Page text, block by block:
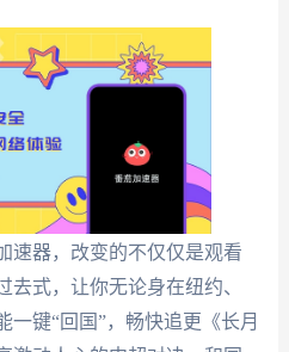
速器，改变的不仅仅是观看
式，让你无论身在纽约、
一键“回国”，畅快追更《长月